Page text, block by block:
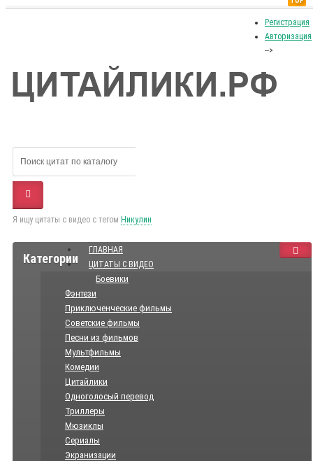
Регистрация
Авторизация
-->
Я ищу цитаты с видео с тегом Никулин
Категории
ГЛАВНАЯ
ЦИТАТЫ С ВИДЕО
Боевики
Фэнтези
Приключенческие фильмы
Советские фильмы
Песни из фильмов
Мультфильмы
Комедии
Цитайлики
Одноголосый перевод
Триллеры
Мюзиклы
Сериалы
Экранизации